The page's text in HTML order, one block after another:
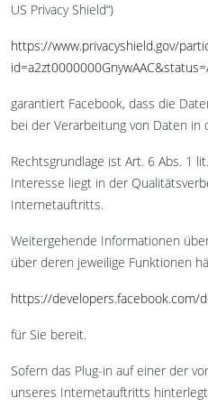
US Privacy Shield“)
https://www.privacyshield.gov/
garantiert Facebook, dass die
bei der Verarbeitung von Daten in
Rechtsgrundlage ist Art. 6 Abs. 1
Interesse liegt in der
Internetauftritts.
Weitergehende Informationen
über deren jeweilige Funktionen
https://developers.facebook.com/
für Sie bereit.
Sofern das Plug-in auf einer der
unseres Internetauftritts